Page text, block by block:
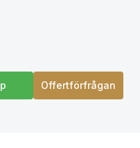
Offertförfrågan